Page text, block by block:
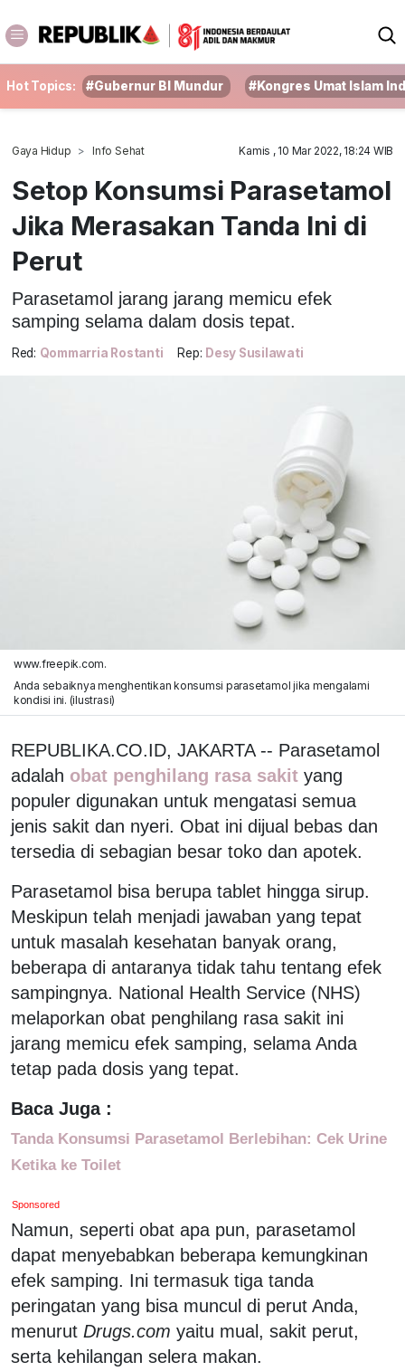
Hot Topics: #Gubernur BI Mundur #Kongres Umat Islam
Gaya Hidup Info Sehat Kamis , 10 Mar 2022, 18:24 WIB
Setop Konsumsi Parasetamol
Jika Merasakan Tanda Ini di
Perut
Parasetamol jarang jarang memicu efek
samping selama dalam dosis tepat.
Red: Qommarria Rostanti Rep: Desy Susilawati
www.freepik.com.
Anda sebaiknya menghentikan konsumsi parasetamol jika mengalami
kondisi ini. (ilustrasi)
REPUBLIKA.CO.ID, JAKARTA -- Parasetamol
adalah obat penghilang rasa sakit yang
populer digunakan untuk mengatasi semua
jenis sakit dan nyeri. Obat ini dijual bebas dan
tersedia di sebagian besar toko dan apotek.
Parasetamol bisa berupa tablet hingga sirup.
Meskipun telah menjadi jawaban yang tepat
untuk masalah kesehatan banyak orang,
beberapa di antaranya tidak tahu tentang efek
sampingnya. National Health Service (NHS)
melaporkan obat penghilang rasa sakit ini
jarang memicu efek samping, selama Anda
tetap pada dosis yang tepat.
Baca Juga :
Tanda Konsumsi Parasetamol Berlebihan: Cek Urine
Ketika ke Toilet
Sponsored
Namun, seperti obat apa pun, parasetamol
dapat menyebabkan beberapa kemungkinan
efek samping. Ini termasuk tiga tanda
peringatan yang bisa muncul di perut Anda,
menurut Drugs.com yaitu mual, sakit perut,
serta kehilangan selera makan.